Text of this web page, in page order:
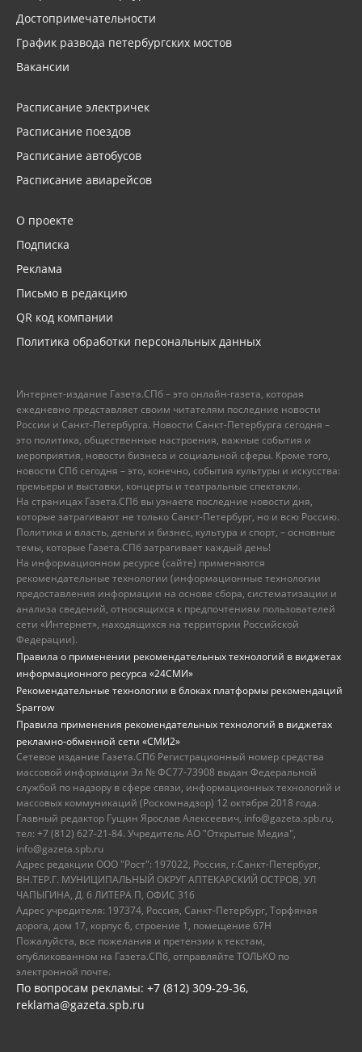
Достопримечательности
График развода петербургских мостов
Вакансии
Расписание электричек
Расписание поездов
Расписание автобусов
Расписание авиарейсов
О проекте
Подписка
Реклама
Письмо в редакцию
QR код компании
Политика обработки персональных данных
Интернет-издание Газета.СПб – это онлайн-газета, которая
ежедневно представляет своим читателям последние новости
России и Санкт-Петербурга. Новости Санкт-Петербурга сегодня –
это политика, общественные настроения, важные события и
мероприятия, новости бизнеса и социальной сферы. Кроме того,
новости СПб сегодня – это, конечно, события культуры и искусства:
премьеры и выставки, концерты и театральные спектакли.
На страницах Газета.СПб вы узнаете последние новости дня,
которые затрагивают не только Санкт-Петербург, но и всю Россию.
Политика и власть, деньги и бизнес, культура и спорт, – основные
темы, которые Газета.СПб затрагивает каждый день!
На информационном ресурсе (сайте) применяются
рекомендательные технологии (информационные технологии
предоставления информации на основе сбора, систематизации и
анализа сведений, относящихся к предпочтениям пользователей
сети «Интернет», находящихся на территории Российской
Федерации).
Правила о применении рекомендательных технологий в виджетах
информационного ресурса «24СМИ»
Рекомендательные технологии в блоках платформы рекомендаций
Sparrow
Правила применения рекомендательных технологий в виджетах
рекламно-обменной сети «СМИ2»
Сетевое издание Газета.СПб Регистрационный номер средства
массовой информации Эл № ФС77-73908 выдан Федеральной
службой по надзору в сфере связи, информационных технологий и
массовых коммуникаций (Роскомнадзор) 12 октября 2018 года.
Главный редактор Гущин Ярослав Алексеевич, info@gazeta.spb.ru,
тел: +7 (812) 627-21-84. Учредитель АО "Открытые Медиа",
info@gazeta.spb.ru
Адрес редакции ООО "Рост": 197022, Россия, г.Санкт-Петербург,
ВН.ТЕР.Г. МУНИЦИПАЛЬНЫЙ ОКРУГ АПТЕКАРСКИЙ ОСТРОВ, УЛ
ЧАПЫГИНА, Д. 6 ЛИТЕРА П, ОФИС 316
Адрес учредителя: 197374, Россия, Санкт-Петербург, Торфяная
дорога, дом 17, корпус 6, строение 1, помещение 67Н
Пожалуйста, все пожелания и претензии к текстам,
опубликованном на Газета.СПб, отправляйте ТОЛЬКО по
электронной почте.
По вопросам рекламы: +7 (812) 309-29-36,
reklama@gazeta.spb.ru